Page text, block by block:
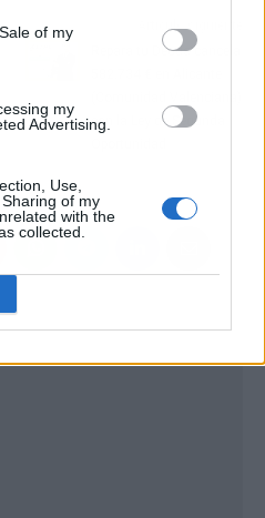
of my
my
Advertising.
Use,
of my
with the
collected.
Artículo siguiente
Repara tu Deuda cancela
con la Ley de Segunda